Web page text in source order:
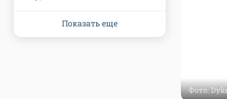
Фото:
Показать еще